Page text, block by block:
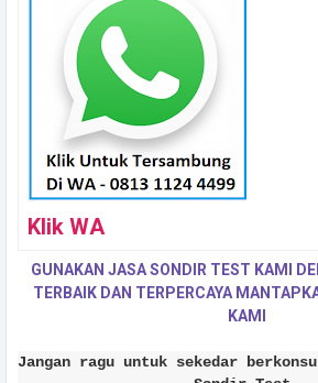
Klik WA
GUNAKAN JASA SONDIR TEST KAMI
TERBAIK DAN TERPERCAYA
KAMI
Jangan ragu untuk sekedar